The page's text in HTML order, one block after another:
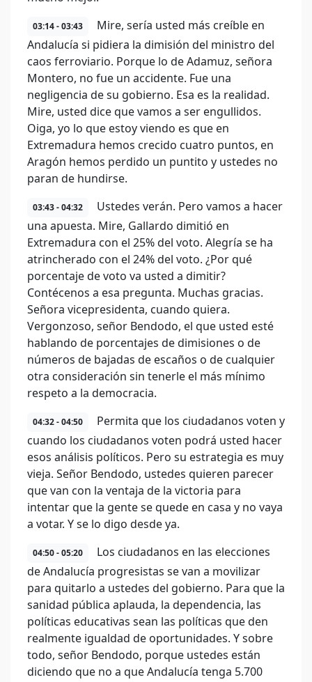
03:14 - 03:43
Mire, sería usted más creíble en
Andalucía si pidiera la dimisión del ministro del
caos ferroviario. Porque lo de Adamuz, señora
Montero, no fue un accidente. Fue una
negligencia de su gobierno. Esa es la realidad.
Mire, usted dice que vamos a ser engullidos.
Oiga, yo lo que estoy viendo es que en
Extremadura hemos crecido cuatro puntos, en
Aragón hemos perdido un puntito y ustedes no
paran de hundirse.
03:43 - 04:32
Ustedes verán. Pero vamos a hacer
una apuesta. Mire, Gallardo dimitió en
Extremadura con el 25% del voto. Alegría se ha
atrincherado con el 24% del voto. ¿Por qué
porcentaje de voto va usted a dimitir?
Contécenos a esa pregunta. Muchas gracias.
Señora vicepresidenta, cuando quiera.
Vergonzoso, señor Bendodo, el que usted esté
hablando de porcentajes de dimisiones o de
números de bajadas de escaños o de cualquier
otra consideración sin tenerle el más mínimo
respeto a la democracia.
04:32 - 04:50
Permita que los ciudadanos voten y
cuando los ciudadanos voten podrá usted hacer
esos análisis políticos. Pero su estrategia es muy
vieja. Señor Bendodo, ustedes quieren parecer
que van con la ventaja de la victoria para
intentar que la gente se quede en casa y no vaya
a votar. Y se lo digo desde ya.
04:50 - 05:20
Los ciudadanos en las elecciones
de Andalucía progresistas se van a movilizar
para quitarlo a ustedes del gobierno. Para que la
sanidad pública aplauda, la dependencia, las
políticas educativas sean las políticas que den
realmente igualdad de oportunidades. Y sobre
todo, señor Bendodo, porque ustedes están
diciendo que no a que Andalucía tenga 5.700